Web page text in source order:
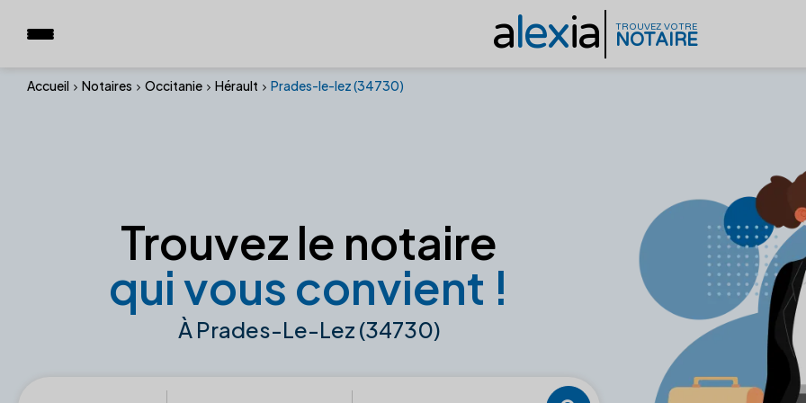
alexia TROUVEZ VOTRE
NOTAIRE
Accueil Notaires Occitanie Hérault Prades-le-lez (34730)
Trouvez le notaire
qui vous convient !
À Prades-Le-Lez (34730)